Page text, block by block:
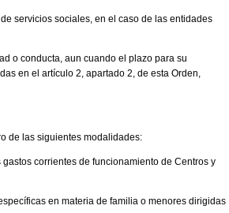
servicios sociales, en el caso de las entidades
o conducta, aun cuando el plazo para su
en el artículo 2, apartado 2, de esta Orden,
de las siguientes modalidades:
corrientes de funcionamiento de Centros y
en materia de familia o menores dirigidas